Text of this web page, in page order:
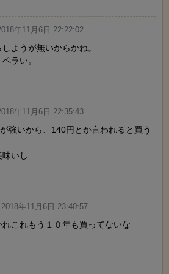
年11月6日 22:22:02
ようが無いからかね。
ラい。
年11月6日 22:35:43
強いから、140円とか言われると買う
いし
2018年11月6日 23:40:57
これもう１０年も買ってないな